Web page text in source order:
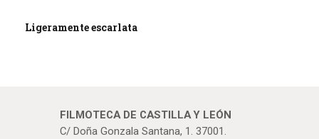
Ligeramente escarlata
FILMOTECA DE CASTILLA Y LEÓN
C/ Doña Gonzala Santana, 1. 37001.